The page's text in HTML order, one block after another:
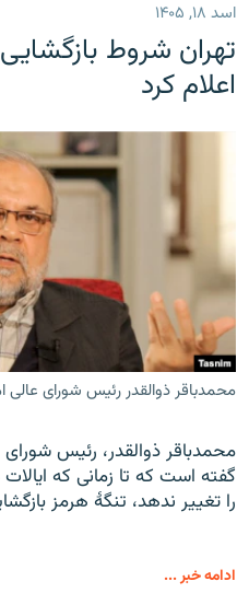
اسد ۱۸, ۱۴۰۵
تهران شروط
اعلام کرد
محمدباقر ذوالقدر رئیس شورای عالی
محمدباقر ذوالقدر، رئیس شورای
گفته است که تا زمانی که
را تغییر ندهد، تنگهٔ هرمز
ادامه خبر ...